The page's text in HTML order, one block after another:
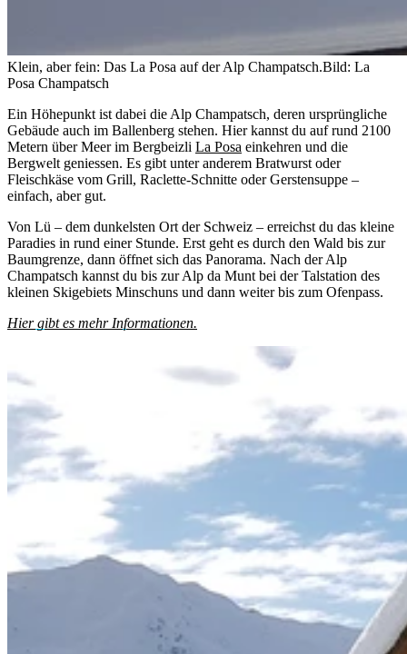
Klein, aber fein: Das La Posa auf der Alp Champatsch.Bild: La
Posa Champatsch
Ein Höhepunkt ist dabei die Alp Champatsch, deren ursprüngliche
Gebäude auch im Ballenberg stehen. Hier kannst du auf rund 2100
Metern über Meer im Bergbeizli La Posa einkehren und die
Bergwelt geniessen. Es gibt unter anderem Bratwurst oder
Fleischkäse vom Grill, Raclette-Schnitte oder Gerstensuppe –
einfach, aber gut.
Von Lü – dem dunkelsten Ort der Schweiz – erreichst du das kleine
Paradies in rund einer Stunde. Erst geht es durch den Wald bis zur
Baumgrenze, dann öffnet sich das Panorama. Nach der Alp
Champatsch kannst du bis zur Alp da Munt bei der Talstation des
kleinen Skigebiets Minschuns und dann weiter bis zum Ofenpass.
Hier gibt es mehr Informationen.